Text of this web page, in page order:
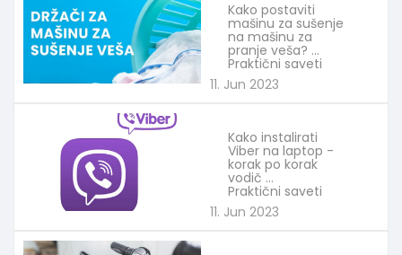
Kako postaviti
mašinu za sušenje
na mašinu za
pranje veša?
Praktični saveti
11. Jun 2023
Kako instalirati
Viber na laptop -
korak po korak
vodič
Praktični saveti
11. Jun 2023